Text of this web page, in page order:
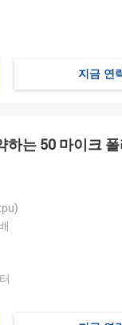
지금 연
는 50 마이크